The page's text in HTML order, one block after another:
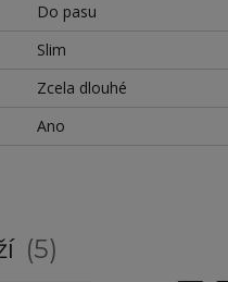
Do pasu
Slim
Zcela dlouhé
Ano
5